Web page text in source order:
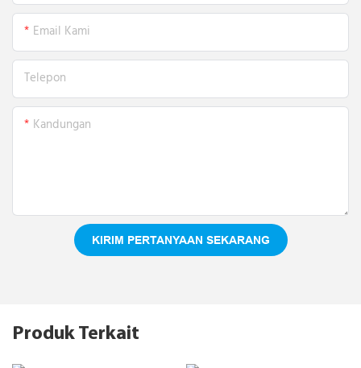
Email Kami
Telepon
Kandungan
KIRIM PERTANYAAN SEKARANG
Produk Terkait